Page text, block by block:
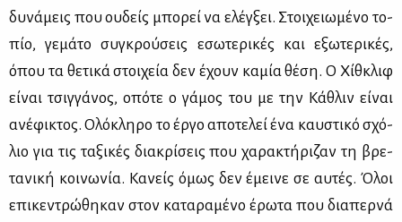
δυ­νά­μεις που ου­δείς μπο­ρεί να ελέγ­ξει. Στοι­χειω­μέ­νο το­
πίο, γε­μά­το συ­γκρού­σεις εσω­τε­ρι­κές και εξω­τε­ρι­κές,
όπου τα θε­τι­κά στοι­χεία δεν έχουν κα­μία θέ­ση. Ο Χίθ­κλιφ
εί­ναι τσιγ­γά­νος, οπό­τε ο γά­μος του με την Κά­θλιν εί­ναι
ανέ­φι­κτος. Ολό­κλη­ρο το έρ­γο απο­τε­λεί ένα καυ­στι­κό σχό­
λιο για τις τα­ξι­κές δια­κρί­σεις που χα­ρα­κτή­ρι­ζαν τη βρε­
τα­νι­κή κοι­νω­νία. Κα­νείς όμως δεν έμει­νε σε αυ­τές. Όλοι
επι­κε­ντρώ­θη­καν στον κα­τα­ρα­μέ­νο έρω­τα που δια­περ­νά